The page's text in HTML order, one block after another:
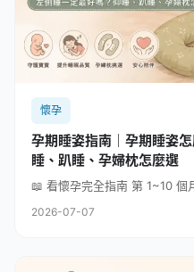
懷孕
孕期睡姿指南｜孕期睡姿
睡、趴睡、孕婦枕怎麼選
📖 看懷孕完全指南 第 1~10 個
2026-07-07